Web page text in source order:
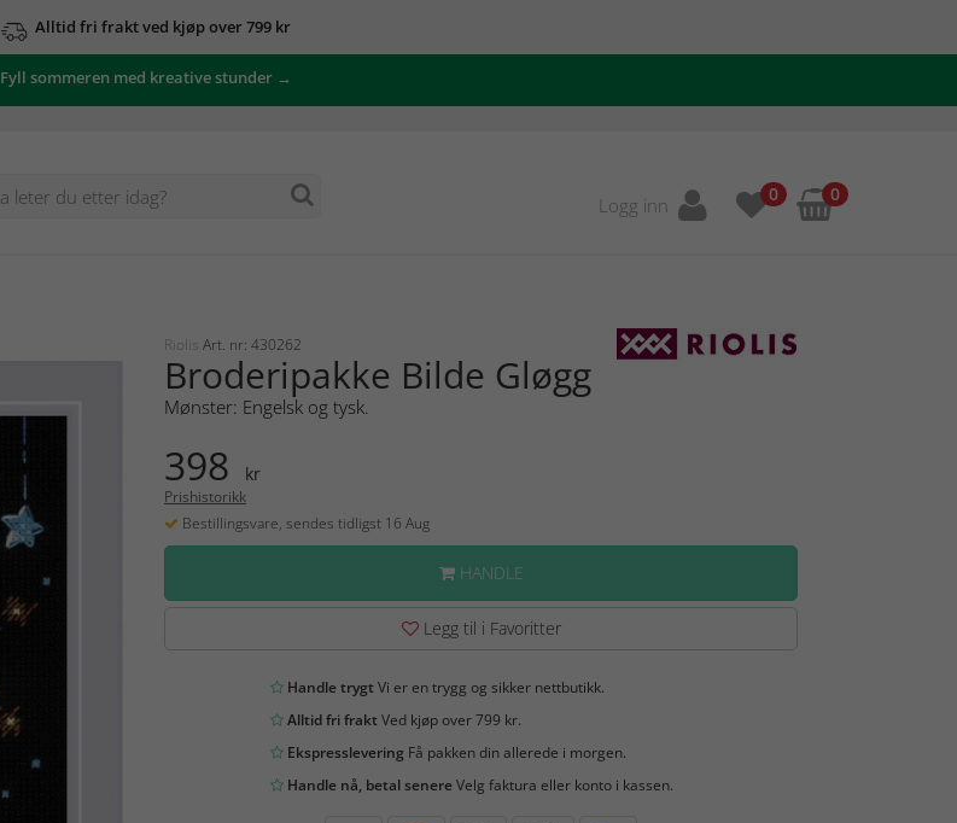
Alltid fri frakt ved kjøp over 799 kr
Fyll sommeren med kreative stunder →
Logg inn 0 0
Riolis Art. nr: 430262
Broderipakke Bilde Gløgg
Mønster: Engelsk og tysk.
398 kr
Prishistorikk
Bestillingsvare, sendes tidligst 16 Aug
HANDLE
Legg til i Favoritter
Handle trygtVi er en trygg og sikker nettbutikk.
Alltid fri fraktVed kjøp over 799 kr.
EkspressleveringFå pakken din allerede i morgen.
Handle nå, betal senereVelg faktura eller konto i kassen.